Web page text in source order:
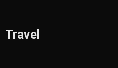
Travel